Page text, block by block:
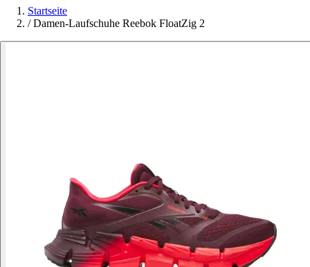
Startseite
/ Damen-Laufschuhe Reebok FloatZig 2